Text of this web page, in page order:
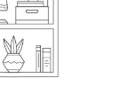
نسبت دنیا به آخرت
سنّت‌های الهی